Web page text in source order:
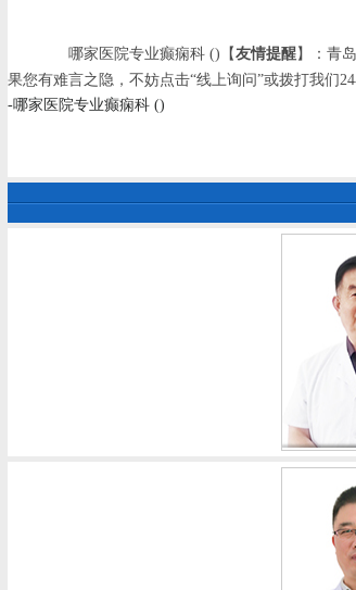
哪家医院专业癫痫科 ()【友情提醒】：青
果您有难言之隐，不妨点击“线上询问”或拨打我们
-哪家医院专业癫痫科 ()